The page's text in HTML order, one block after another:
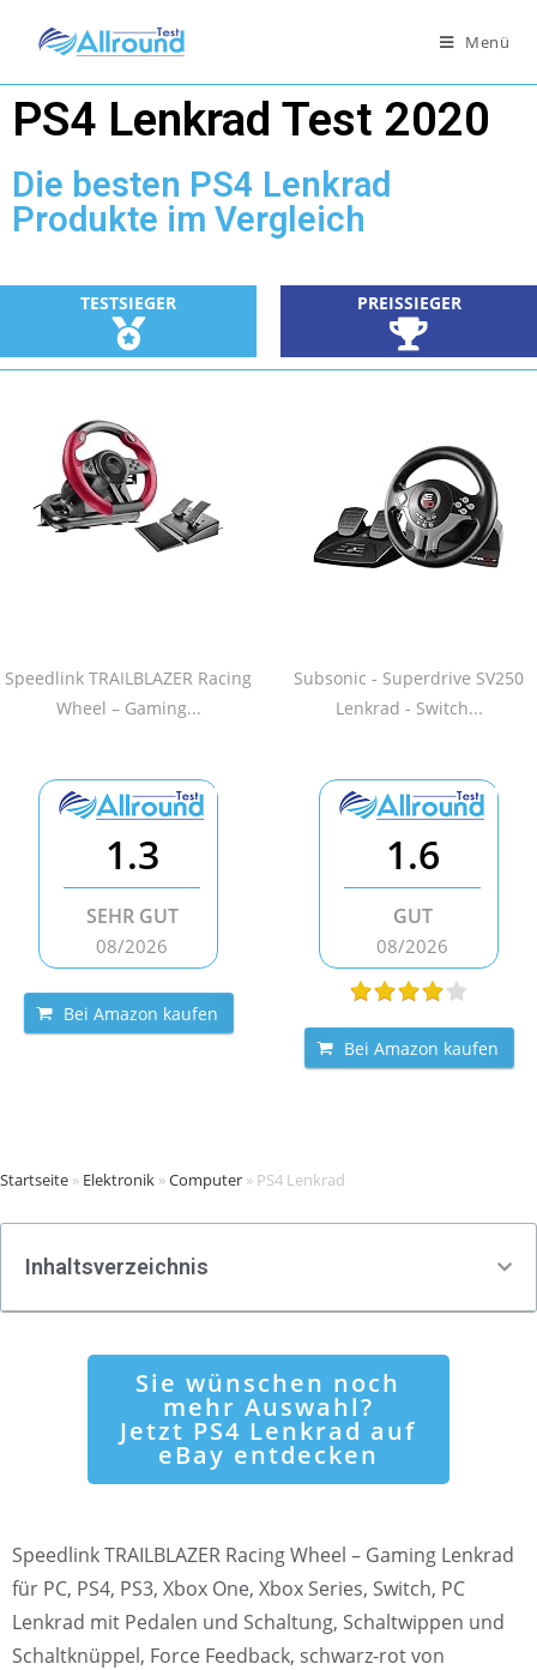
Menü
PS4 Lenkrad Test 2020
Die besten PS4 Lenkrad
Produkte im Vergleich
TESTSIEGER PREISSIEGER
Speedlink TRAILBLAZER Racing
Wheel – Gaming...
Subsonic - Superdrive SV250
Lenkrad - Switch...
1.3
SEHR GUT
08/2026
Bei Amazon kaufen
1.6
GUT
08/2026
Bei Amazon kaufen
Startseite » Elektronik »Computer » PS4 Lenkrad
Inhaltsverzeichnis
Sie wünschen noch
mehr Auswahl?
Jetzt PS4 Lenkrad auf
eBay entdecken
Speedlink TRAILBLAZER Racing Wheel – Gaming Lenkrad
für PC, PS4, PS3, Xbox One, Xbox Series, Switch, PC
Lenkrad mit Pedalen und Schaltung, Schaltwippen und
Schaltknüppel, Force Feedback, schwarz-rot von